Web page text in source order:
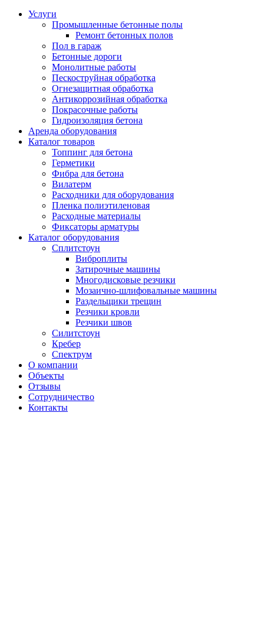
Услуги
Промышленные бетонные полы
Ремонт бетонных полов
Пол в гараж
Бетонные дороги
Монолитные работы
Пескоструйная обработка
Огнезащитная обработка
Антикоррозийная обработка
Покрасочные работы
Гидроизоляция бетона
Аренда оборудования
Каталог товаров
Топпинг для бетона
Герметики
Фибра для бетона
Вилатерм
Расходники для оборудования
Пленка полиэтиленовая
Расходные материалы
Фиксаторы арматуры
Каталог оборудования
Сплитстоун
Виброплиты
Затирочные машины
Многодисковые резчики
Мозаично-шлифовальные машины
Раздельщики трещин
Резчики кровли
Резчики швов
Силитстоун
Кребер
Спектрум
О компании
Объекты
Отзывы
Сотрудничество
Контакты